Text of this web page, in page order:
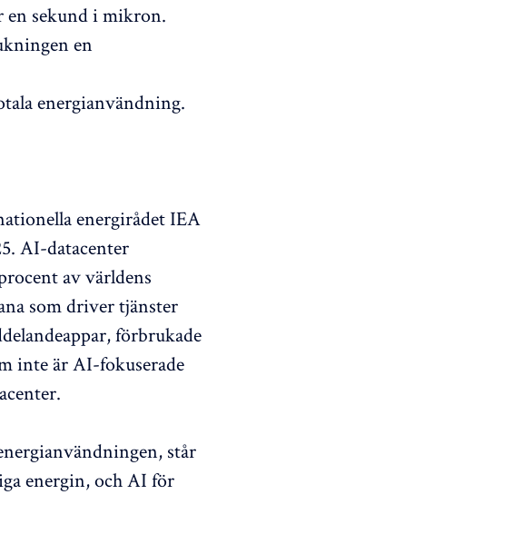
en sekund i mikron.
en
energianvändning.
energirådet IEA
AI-datacenter
av världens
som driver tjänster
förbrukade
inte är AI-fokuserade
står
energin, och AI för